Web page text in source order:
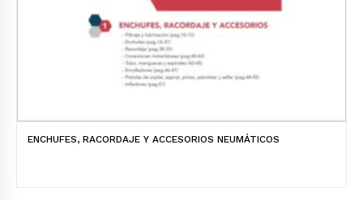
ENCHUFES, RACORDAJE Y ACCESORIOS NEUMÁTICOS